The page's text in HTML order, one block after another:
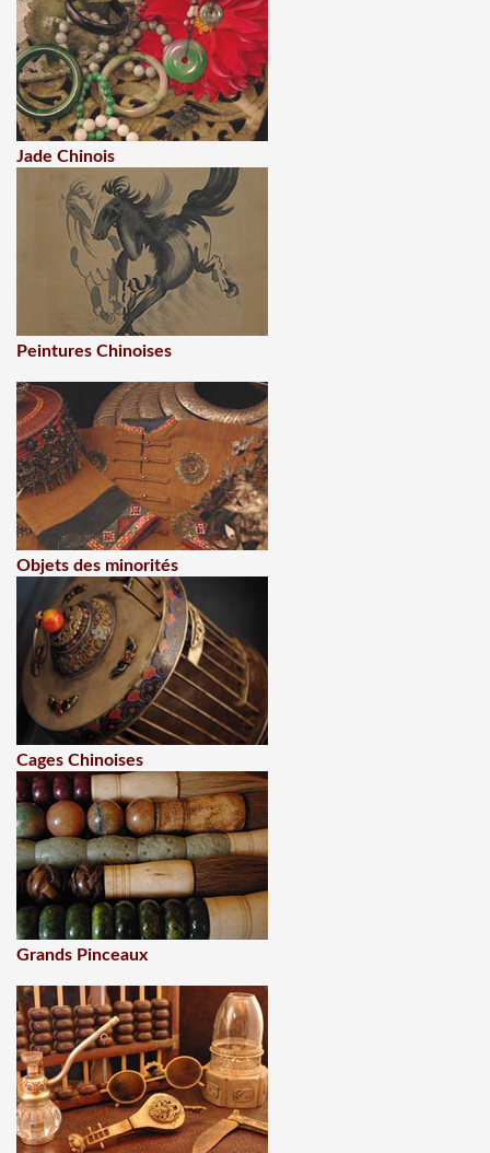
Jade Chinois
Peintures Chinoises
Objets des minorités
Cages Chinoises
Grands Pinceaux